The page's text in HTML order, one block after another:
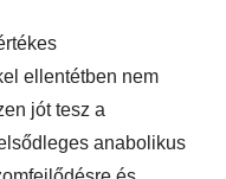
ellentétben nem
jót tesz a
anabolikus